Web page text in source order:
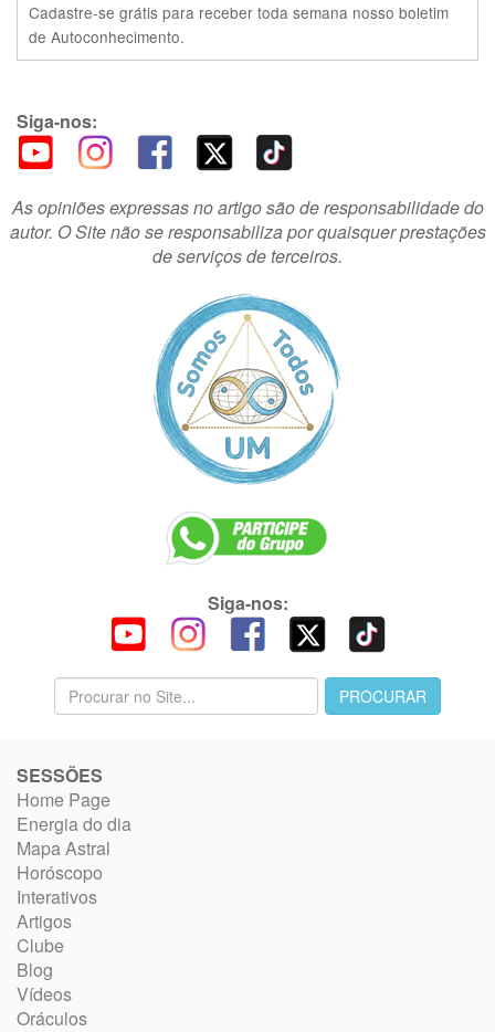
Cadastre-se grátis para receber toda semana nosso boletim
de Autoconhecimento.
Siga-nos:
As opiniões expressas no artigo são de responsabilidade do
autor. O Site não se responsabiliza por quaisquer prestações
de serviços de terceiros.
Siga-nos:
SESSÕES
Home Page
Energia do dia
Mapa Astral
Horóscopo
Interativos
Artigos
Clube
Blog
Vídeos
Oráculos